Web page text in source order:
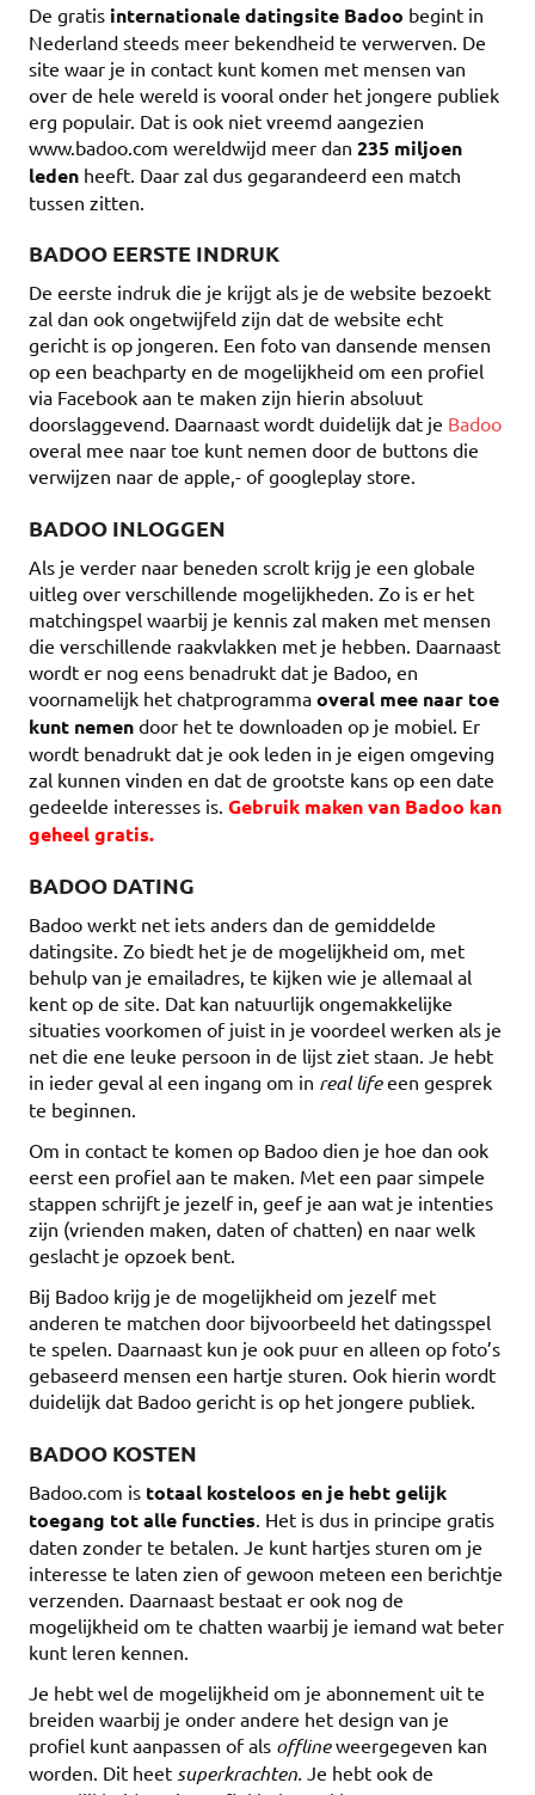
De gratis internationale datingsite Badoo begint in
Nederland steeds meer bekendheid te verwerven. De
site waar je in contact kunt komen met mensen van
over de hele wereld is vooral onder het jongere publiek
erg populair. Dat is ook niet vreemd aangezien
www.badoo.com wereldwijd meer dan 235 miljoen
leden heeft. Daar zal dus gegarandeerd een match
tussen zitten.
BADOO EERSTE INDRUK
De eerste indruk die je krijgt als je de website bezoekt
zal dan ook ongetwijfeld zijn dat de website echt
gericht is op jongeren. Een foto van dansende mensen
op een beachparty en de mogelijkheid om een profiel
via Facebook aan te maken zijn hierin absoluut
doorslaggevend. Daarnaast wordt duidelijk dat je Badoo
overal mee naar toe kunt nemen door de buttons die
verwijzen naar de apple,- of googleplay store.
BADOO INLOGGEN
Als je verder naar beneden scrolt krijg je een globale
uitleg over verschillende mogelijkheden. Zo is er het
matchingspel waarbij je kennis zal maken met mensen
die verschillende raakvlakken met je hebben. Daarnaast
wordt er nog eens benadrukt dat je Badoo, en
voornamelijk het chatprogramma overal mee naar toe
kunt nemen door het te downloaden op je mobiel. Er
wordt benadrukt dat je ook leden in je eigen omgeving
zal kunnen vinden en dat de grootste kans op een date
gedeelde interesses is. Gebruik maken van Badoo kan
geheel gratis.
BADOO DATING
Badoo werkt net iets anders dan de gemiddelde
datingsite. Zo biedt het je de mogelijkheid om, met
behulp van je emailadres, te kijken wie je allemaal al
kent op de site. Dat kan natuurlijk ongemakkelijke
situaties voorkomen of juist in je voordeel werken als je
net die ene leuke persoon in de lijst ziet staan. Je hebt
in ieder geval al een ingang om in real lifeeen gesprek
te beginnen.
Om in contact te komen op Badoo dien je hoe dan ook
eerst een profiel aan te maken. Met een paar simpele
stappen schrijft je jezelf in, geef je aan wat je intenties
zijn (vrienden maken, daten of chatten) en naar welk
geslacht je opzoek bent.
Bij Badoo krijg je de mogelijkheid om jezelf met
anderen te matchen door bijvoorbeeld het datingsspel
te spelen. Daarnaast kun je ook puur en alleen op foto’s
gebaseerd mensen een hartje sturen. Ook hierin wordt
duidelijk dat Badoo gericht is op het jongere publiek.
BADOO KOSTEN
Badoo.com is totaal kosteloos en je hebt gelijk
toegang tot alle functies . Het is dus in principe gratis
daten zonder te betalen. Je kunt hartjes sturen om je
interesse te laten zien of gewoon meteen een berichtje
verzenden. Daarnaast bestaat er ook nog de
mogelijkheid om te chatten waarbij je iemand wat beter
kunt leren kennen.
Je hebt wel de mogelijkheid om je abonnement uit te
breiden waarbij je onder andere het design van je
profiel kunt aanpassen of als offlineweergegeven kan
worden. Dit heet superkrachten. Je hebt ook de